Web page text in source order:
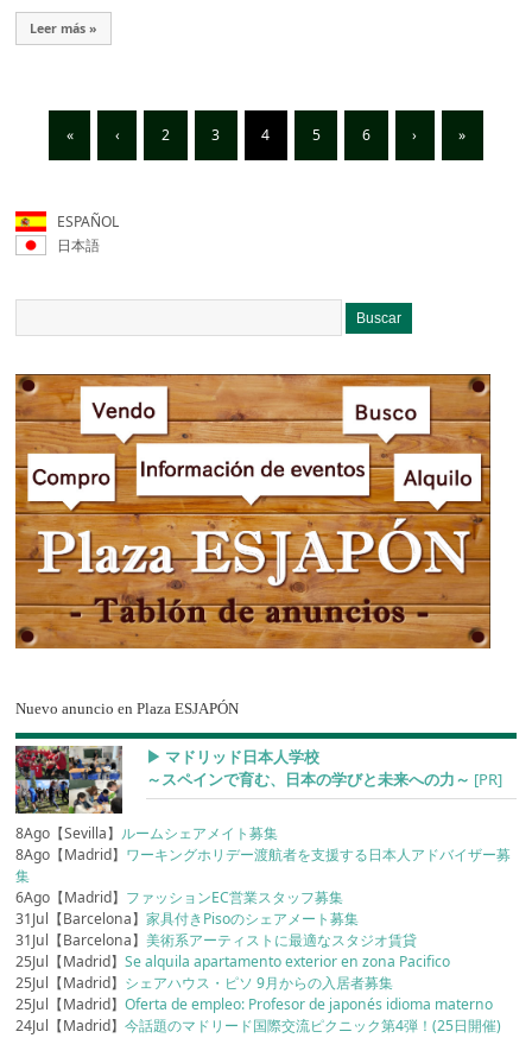
Leer más »
« ‹ 2 3 4 5 6 › »
ESPAÑOL
日本語
Nuevo anuncio en Plaza ESJAPÓN
▶︎ マドリッド日本人学校
～スペインで育む、日本の学びと未来への力～ [PR]
8Ago【Sevilla】 ルームシェアメイト募集
8Ago【Madrid】 ワーキングホリデー渡航者を支援する日本人アドバイザー募
集
6Ago【Madrid】 ファッションEC営業スタッフ募集
31Jul【Barcelona】家具付きPisoのシェアメート募集
31Jul【Barcelona】美術系アーティストに最適なスタジオ賃貸
25Jul【Madrid】Se alquila apartamento exterior en zona Pacifico
25Jul【Madrid】 シェアハウス・ピソ 9月からの入居者募集
25Jul【Madrid】Oferta de empleo: Profesor de japonés idioma materno
24Jul【Madrid】今話題のマドリード国際交流ピクニック第4弾！(25日開催)